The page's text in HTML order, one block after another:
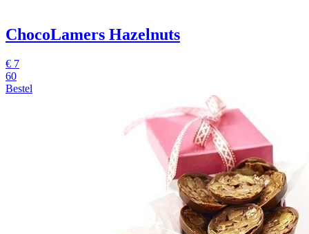
ChocoLamers Hazelnuts
€ 7
60
Bestel